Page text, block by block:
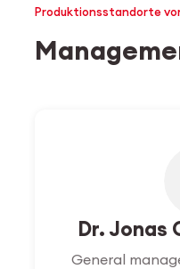
Produktionsstandorte
Dr. Jonas
General